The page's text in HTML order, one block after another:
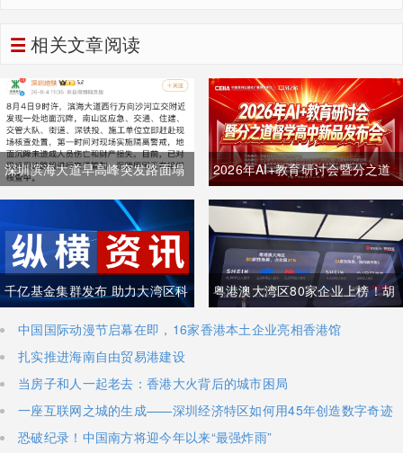
相关文章阅读
深圳滨海大道早高峰突发路面塌
陷占据两车道，无人员伤亡，主
干道出现长距离拥堵
​2026年AI+教育研讨会暨分之道
督学高中新品发布会圆满落幕
千亿基金集群发布 助力大湾区科
创金融发展
粤港澳大湾区80家企业上榜！胡
润《2026全球独角兽榜》出炉
中国国际动漫节启幕在即，16家香港本土企业亮相香港馆
扎实推进海南自由贸易港建设
当房子和人一起老去：香港大火背后的城市困局
一座互联网之城的生成——深圳经济特区如何用45年创造数字奇迹
恐破纪录！中国南方将迎今年以来“最强炸雨”